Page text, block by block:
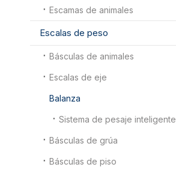
Escamas de animales
Escalas de peso
Básculas de animales
Escalas de eje
Balanza
Sistema de pesaje inteligente
Básculas de grúa
Básculas de piso